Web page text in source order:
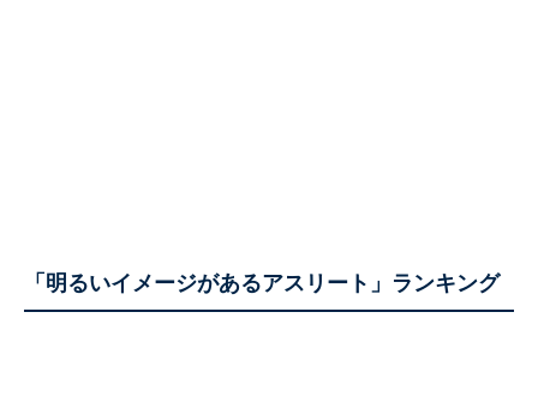
「明るいイメージがあるアスリート」ランキング